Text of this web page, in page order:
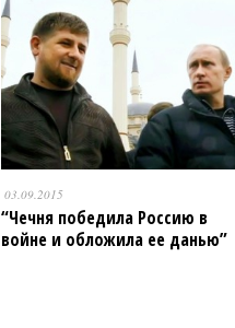
03.09.2015
“Чечня победила Россию в
войне и обложила ее данью”